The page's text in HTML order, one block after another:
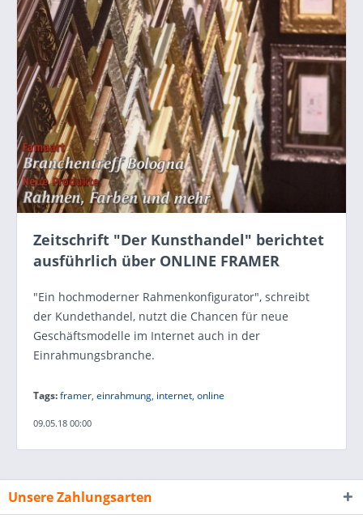
Zeitschrift "Der Kunsthandel" berichtet
ausführlich über ONLINE FRAMER
"Ein hochmoderner Rahmenkonfigurator", schreibt
der Kundethandel, nutzt die Chancen für neue
Geschäftsmodelle im Internet auch in der
Einrahmungsbranche.
Tags:framer, einrahmung, internet, online
09.05.18 00:00
Unsere Zahlungsarten